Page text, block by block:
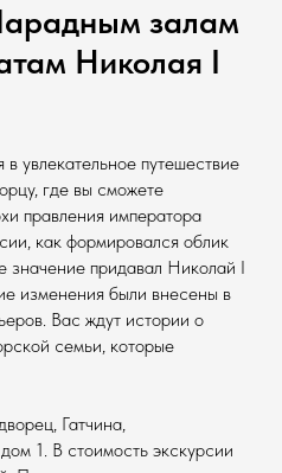
залам
Николая I
увлекательное путешествие
где вы сможете
правления императора
как формировался облик
значение придавал Николай I
изменения были внесены в
Вас ждут истории о
семьи, которые
Гатчина,
1. В стоимость экскурсии